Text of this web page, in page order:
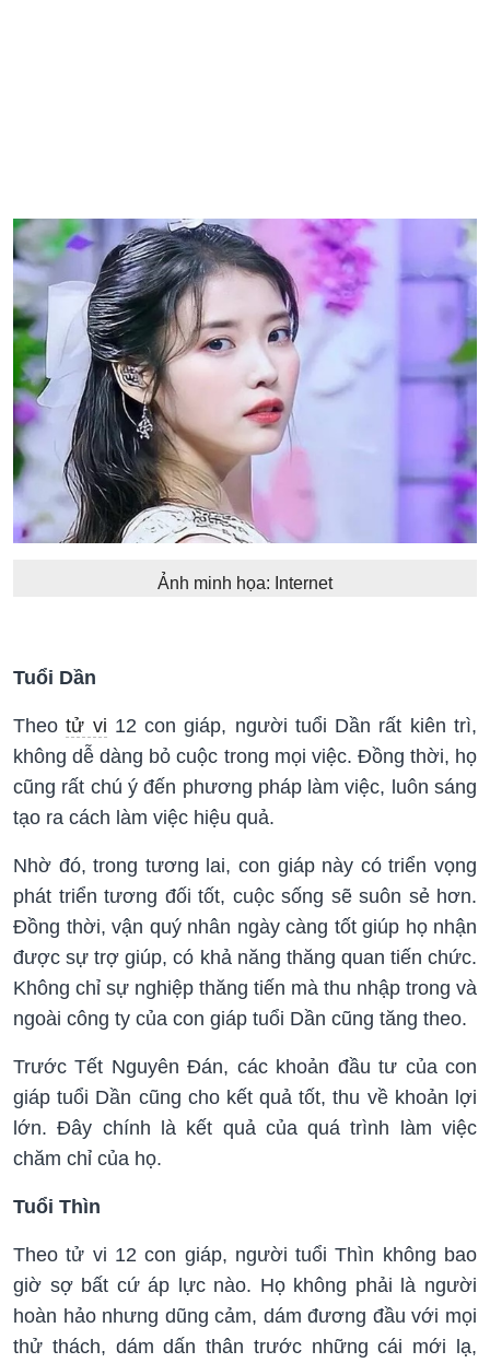
Ảnh minh họa: Internet
Tuổi Dần
Theotử vi 12 con giáp, người tuổi Dần rất kiên trì,
không dễ dàng bỏ cuộc trong mọi việc. Đồng thời, họ
cũng rất chú ý đến phương pháp làm việc, luôn sáng
tạo ra cách làm việc hiệu quả.
Nhờ đó, trong tương lai, con giáp này có triển vọng
phát triển tương đối tốt, cuộc sống sẽ suôn sẻ hơn.
Đồng thời, vận quý nhân ngày càng tốt giúp họ nhận
được sự trợ giúp, có khả năng thăng quan tiến chức.
Không chỉ sự nghiệp thăng tiến mà thu nhập trong và
ngoài công ty của con giáp tuổi Dần cũng tăng theo.
Trước Tết Nguyên Đán, các khoản đầu tư của con
giáp tuổi Dần cũng cho kết quả tốt, thu về khoản lợi
lớn. Đây chính là kết quả của quá trình làm việc
chăm chỉ của họ.
Tuổi Thìn
Theo tử vi 12 con giáp, người tuổi Thìn không bao
giờ sợ bất cứ áp lực nào. Họ không phải là người
hoàn hảo nhưng dũng cảm, dám đương đầu với mọi
thử thách, dám dấn thân trước những cái mới lạ,